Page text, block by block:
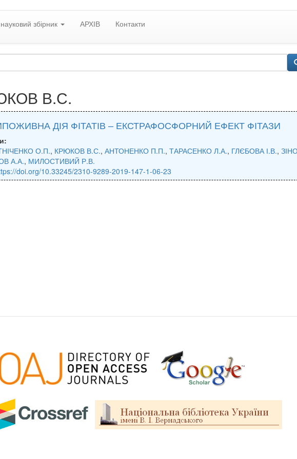
збірник АРХІВ Контакти
В.С.
ДІЯ ФІТАТІВ – ЕКСТРАФОСФОРНИЙ ЕФЕКТ ФІТАЗИ
О.П., КРЮКОВ В.С., АНТОНЕНКО П.П., ТАРАСЕНКО Л.А., ГЛЄБОВА І.В.,
А.А., МИЛОСТИВИЙ Р.В.
doi.org/10.33245/2310-9289-2019-147-1-06-23